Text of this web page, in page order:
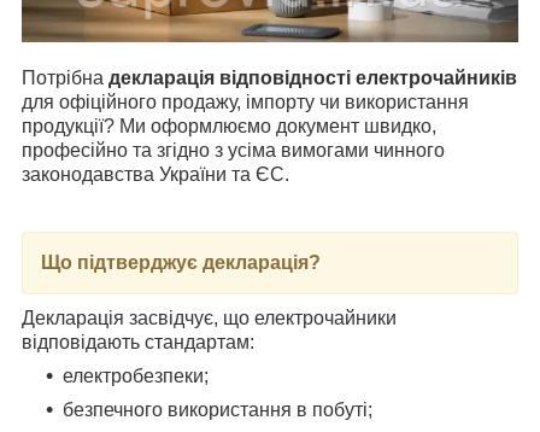
Потрібна декларація відповідності електрочайників
для офіційного продажу, імпорту чи використання
продукції? Ми оформлюємо документ швидко,
професійно та згідно з усіма вимогами чинного
законодавства України та ЄС.
Що підтверджує декларація?
Декларація засвідчує, що електрочайники
відповідають стандартам:
​​​​​​​електробезпеки;
безпечного використання в побуті;